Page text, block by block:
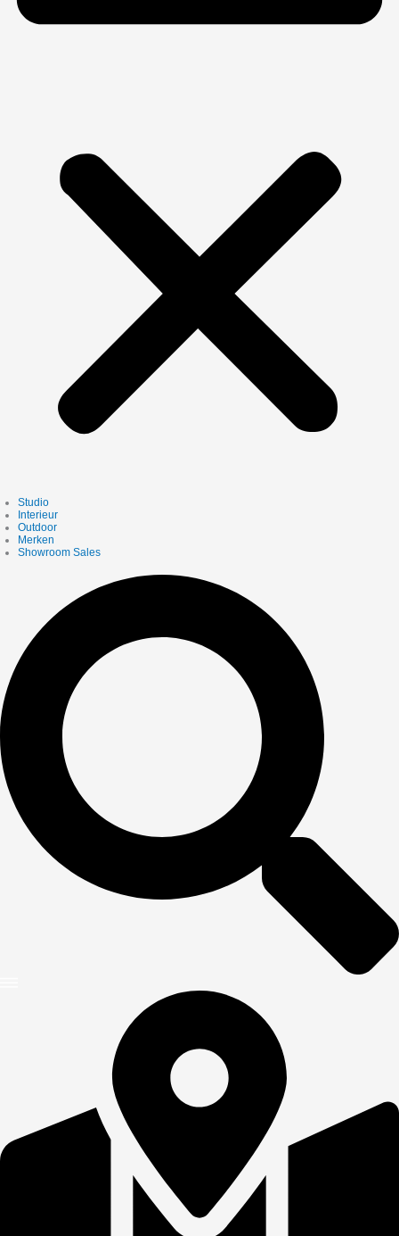
Studio
Interieur
Outdoor
Merken
Showroom Sales